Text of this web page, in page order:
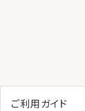
ご利用ガイド